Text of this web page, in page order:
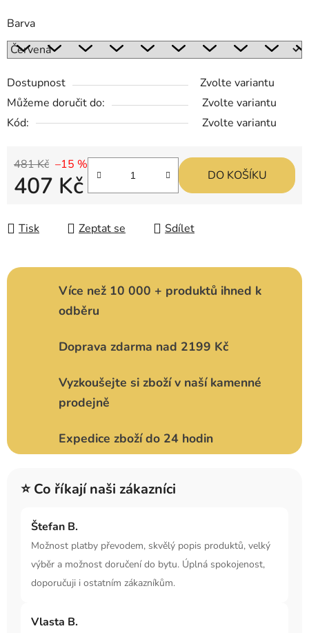
Barva
Dostupnost
Zvolte variantu
Můžeme doručit do:
Zvolte variantu
Kód:
Zvolte variantu
481 Kč –15 %
407 Kč DO KOŠÍKU
Tisk Zeptat se Sdílet
Více než 10 000 + produktů ihned k
odběru
Doprava zdarma nad 2199 Kč
Vyzkoušejte si zboží v naší kamenné
prodejně
Expedice zboží do 24 hodin
⭐ Co říkají naši zákazníci
Štefan B.
Možnost platby převodem, skvělý popis produktů, velký
výběr a možnost doručení do bytu. Úplná spokojenost,
doporučuji i ostatním zákazníkům.
Vlasta B.